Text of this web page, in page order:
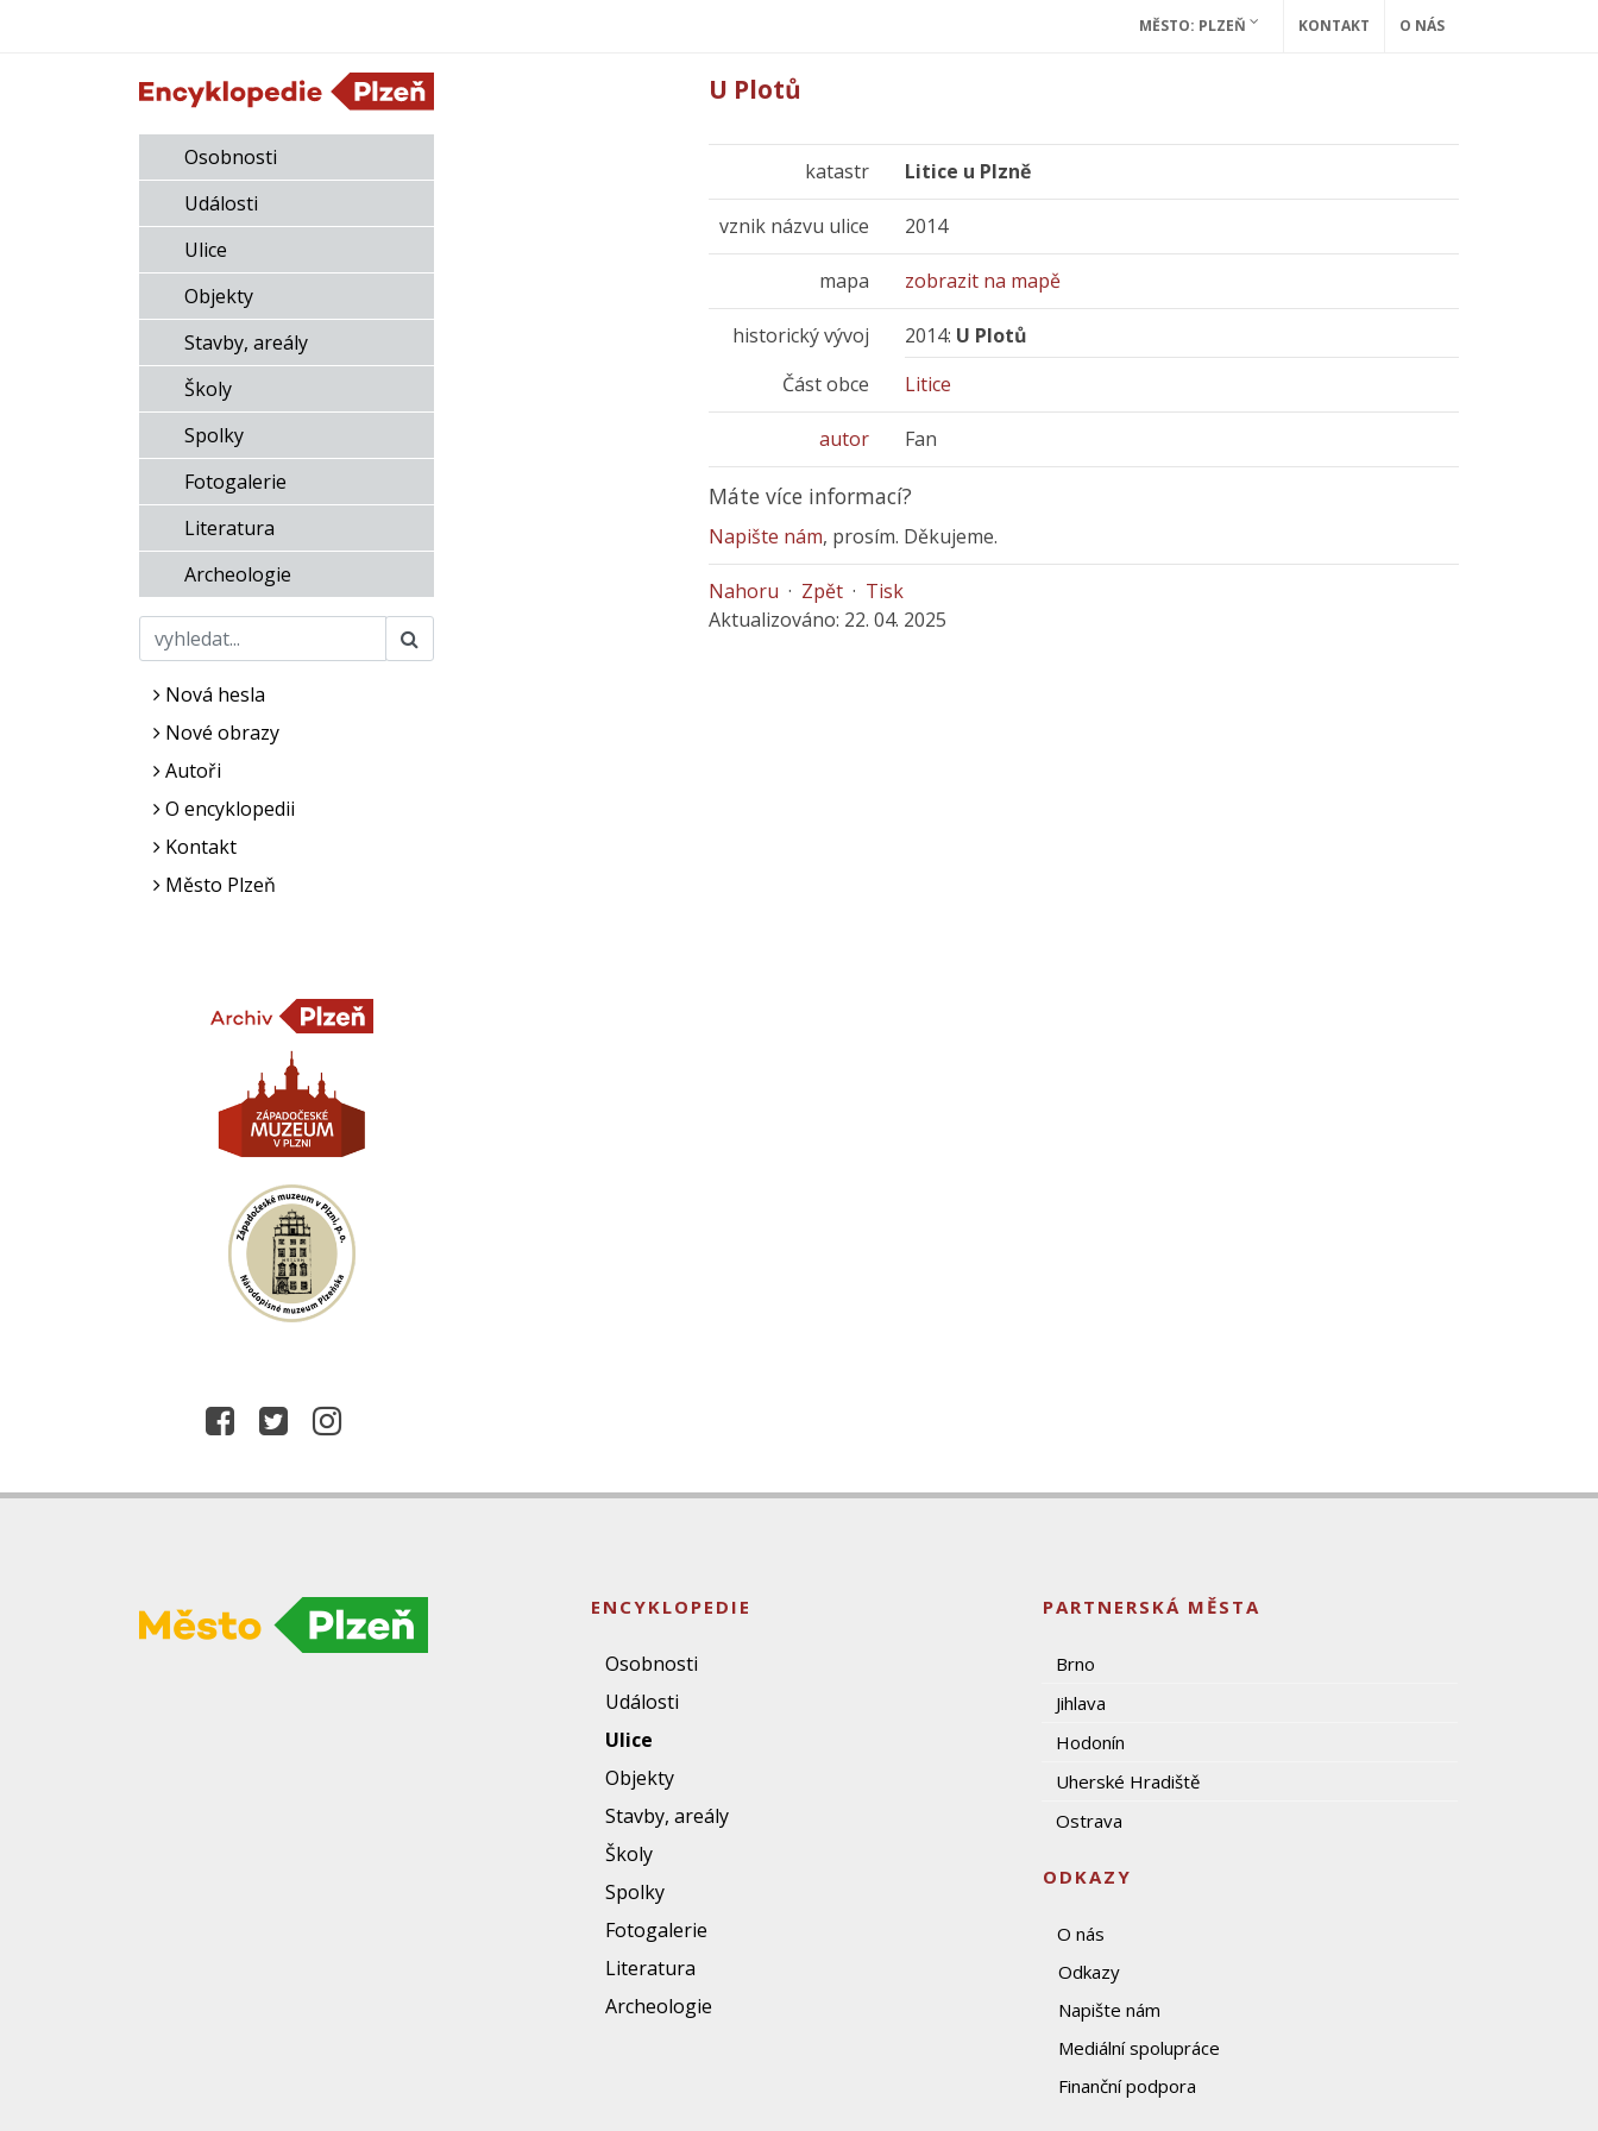
MĚSTO: PLZEŇ KONTAKT O NÁS
Osobnosti
Události
Ulice
Objekty
Stavby, areály
Školy
Spolky
Fotogalerie
Literatura
Archeologie
Nová hesla
Nové obrazy
Autoři
O encyklopedii
Kontakt
Město Plzeň
U Plotů
katastr Litice u Plzně
vznik názvu ulice 2014
mapa zobrazit na mapě
historický vývoj 2014: U Plotů
Část obce
Litice
autor Fan
Máte více informací?
Napište nám, prosím. Děkujeme.
Nahoru · Zpět · Tisk
Aktualizováno: 22. 04. 2025
ENCYKLOPEDIE
Osobnosti
Události
Ulice
Objekty
Stavby, areály
Školy
Spolky
Fotogalerie
Literatura
Archeologie
PARTNERSKÁ MĚSTA
Brno
Jihlava
Hodonín
Uherské Hradiště
Ostrava
ODKAZY
O nás
Odkazy
Napište nám
Mediální spolupráce
Finanční podpora